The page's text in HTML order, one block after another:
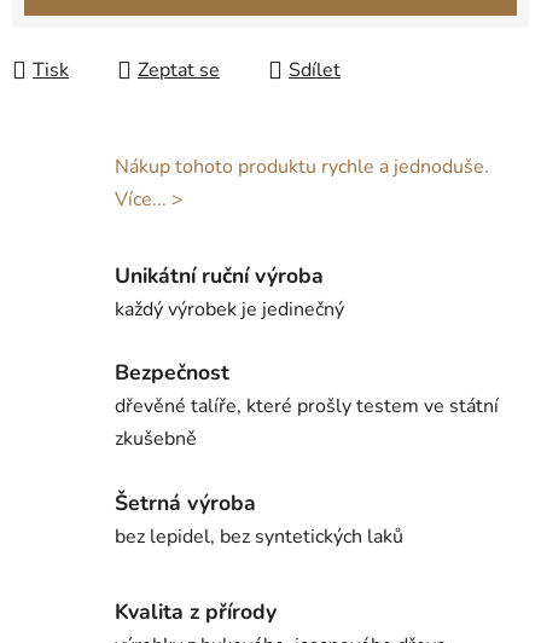
Tisk Zeptat se Sdílet
Nákup tohoto produktu rychle a jednoduše.
Více... >
Unikátní ruční výroba
každý výrobek je jedinečný
Bezpečnost
dřevěné talíře, které prošly testem ve státní
zkušebně
Šetrná výroba
bez lepidel, bez syntetických laků
Kvalita z přírody